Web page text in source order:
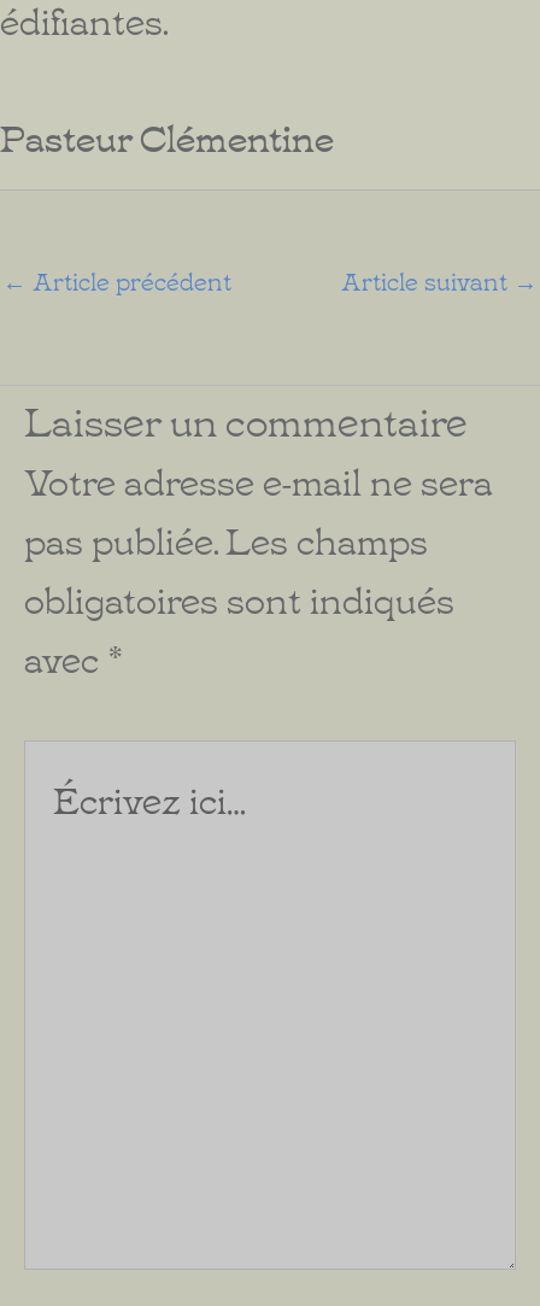
édifiantes.
Pasteur Clémentine
← Article précédent Article suivant →
Laisser un commentaire
Votre adresse e-mail ne sera
pas publiée.Les champs
obligatoires sont indiqués
avec *
Écrivez
ici…